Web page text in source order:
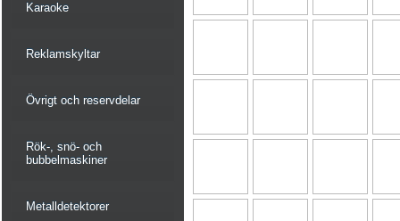
Karaoke
Reklamskyltar
Övrigt och reservdelar
Rök-, snö- och
bubbelmaskiner
Metalldetektorer